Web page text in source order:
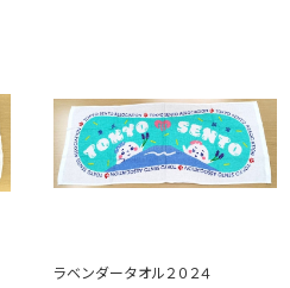
ラベンダータオル２０２４